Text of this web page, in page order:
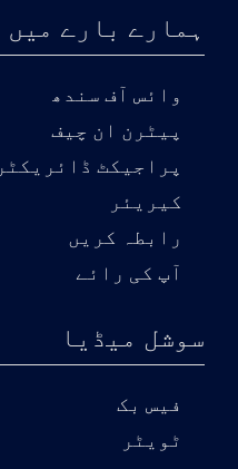
ہمارے بارے میں
وائس آف سندھ
پیٹرن ان چیف
پراجیکٹ ڈائریکٹر
کیریئر
رابطہ کریں
آپ کی رائے
سوشل میڈیا
فیس بک
ٹویٹر